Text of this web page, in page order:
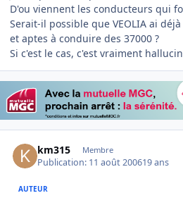
D'ou viennent les conducteurs qui
Serait-il possible que VEOLIA ai
et aptes à conduire des 37000 ?
Si c'est le cas, c'est vraiment
km315 Membre
Publication: 11 août 200619 ans
AUTEUR